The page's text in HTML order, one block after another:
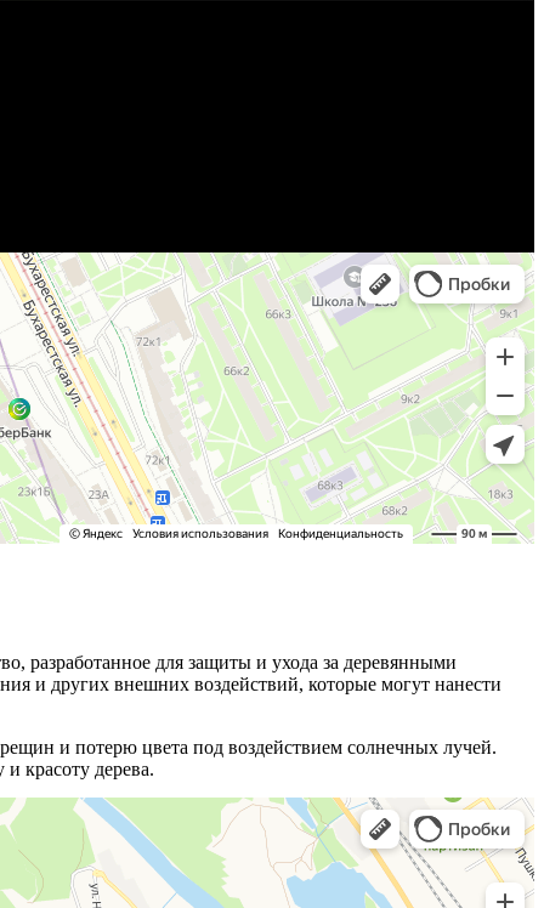
Hardwood Treatment
разработанное для защиты и ухода за деревянными
и других внешних воздействий, которые могут нанести
и потерю цвета под воздействием солнечных лучей.
красоту дерева.
привлекательный внешний вид на протяжении многих лет.
конструкций.